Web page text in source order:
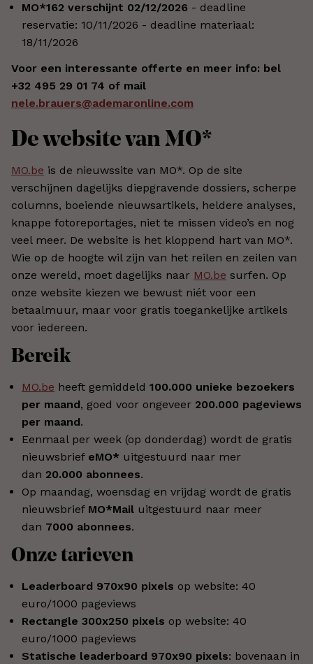
MO*162 verschijnt 02/12/2026 - deadline
reservatie: 10/11/2026 - deadline materiaal:
18/11/2026
Voor een interessante offerte en meer info: bel
+32 495 29 01 74 of mail
nele.brauers@ademaronline.com
De website van MO*
MO.be is de nieuwssite van MO*. Op de site
verschijnen dagelijks diepgravende dossiers, scherpe
columns, boeiende nieuwsartikels, heldere analyses,
knappe fotoreportages, niet te missen video’s en nog
veel meer. De website is het kloppend hart van MO*.
Wie op de hoogte wil zijn van het reilen en zeilen van
onze wereld, moet dagelijks naar MO.be surfen. Op
onze website kiezen we bewust niét voor een
betaalmuur, maar voor gratis toegankelijke artikels
voor iedereen.
Bereik
MO.be heeft gemiddeld 100.000 unieke bezoekers
per maand, goed voor ongeveer 200.000 pageviews
per maand.
Eenmaal per week (op donderdag) wordt de gratis
nieuwsbrief eMO* uitgestuurd naar mer
dan 20.000 abonnees.
Op maandag, woensdag en vrijdag wordt de gratis
nieuwsbrief MO*Mail uitgestuurd naar meer
dan 7000 abonnees.
Onze tarieven
Leaderboard 970x90 pixels op website: 40
euro/1000 pageviews
Rectangle 300x250 pixels op website: 40
euro/1000 pageviews
Statische leaderboard 970x90 pixels: bovenaan in